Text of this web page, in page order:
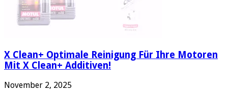
X Clean+ Optimale Reinigung Für Ihre Motoren
Mit X Clean+ Additiven!
November 2, 2025